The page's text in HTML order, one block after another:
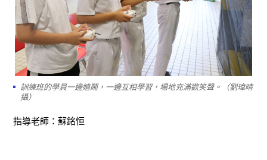
訓練班的學員一邊嬉鬧，一邊互相學習，場地充滿歡笑聲。（劉瑋晴
攝）
指導老師：蘇銘恒